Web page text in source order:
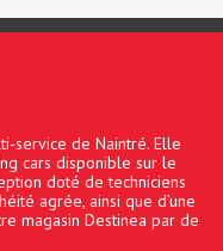
service de Naintré. Elle
cars disponible sur le
doté de techniciens
agrée, ainsi que d’une
magasin Destinea par de